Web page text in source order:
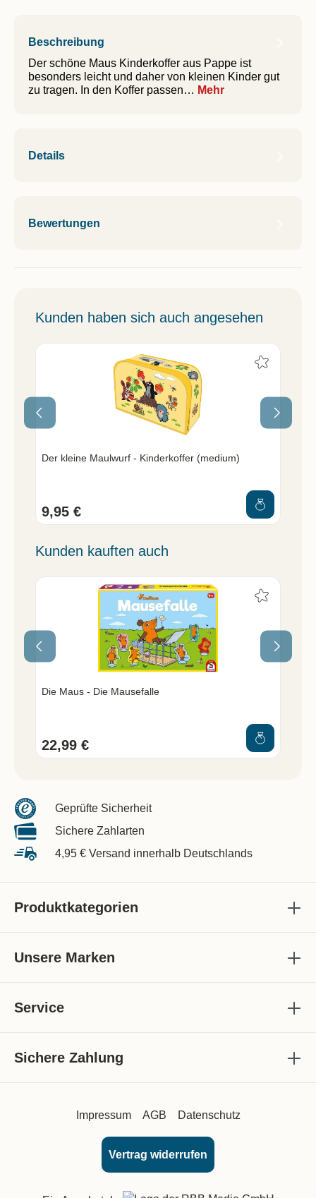
Beschreibung
Der schöne Maus Kinderkoffer aus Pappe ist
besonders leicht und daher von kleinen Kinder gut
zu tragen. In den Koffer passen… Mehr
Details
Bewertungen
Kunden haben sich auch angesehen
Der kleine Maulwurf - Kinderkoffer (medium)
9,95 €
Kunden kauften auch
Die Maus - Die Mausefalle
22,99 €
Geprüfte Sicherheit
Sichere Zahlarten
4,95 € Versand innerhalb Deutschlands
Produktkategorien
Unsere Marken
Service
Sichere Zahlung
Impressum AGB Datenschutz
Vertrag widerrufen